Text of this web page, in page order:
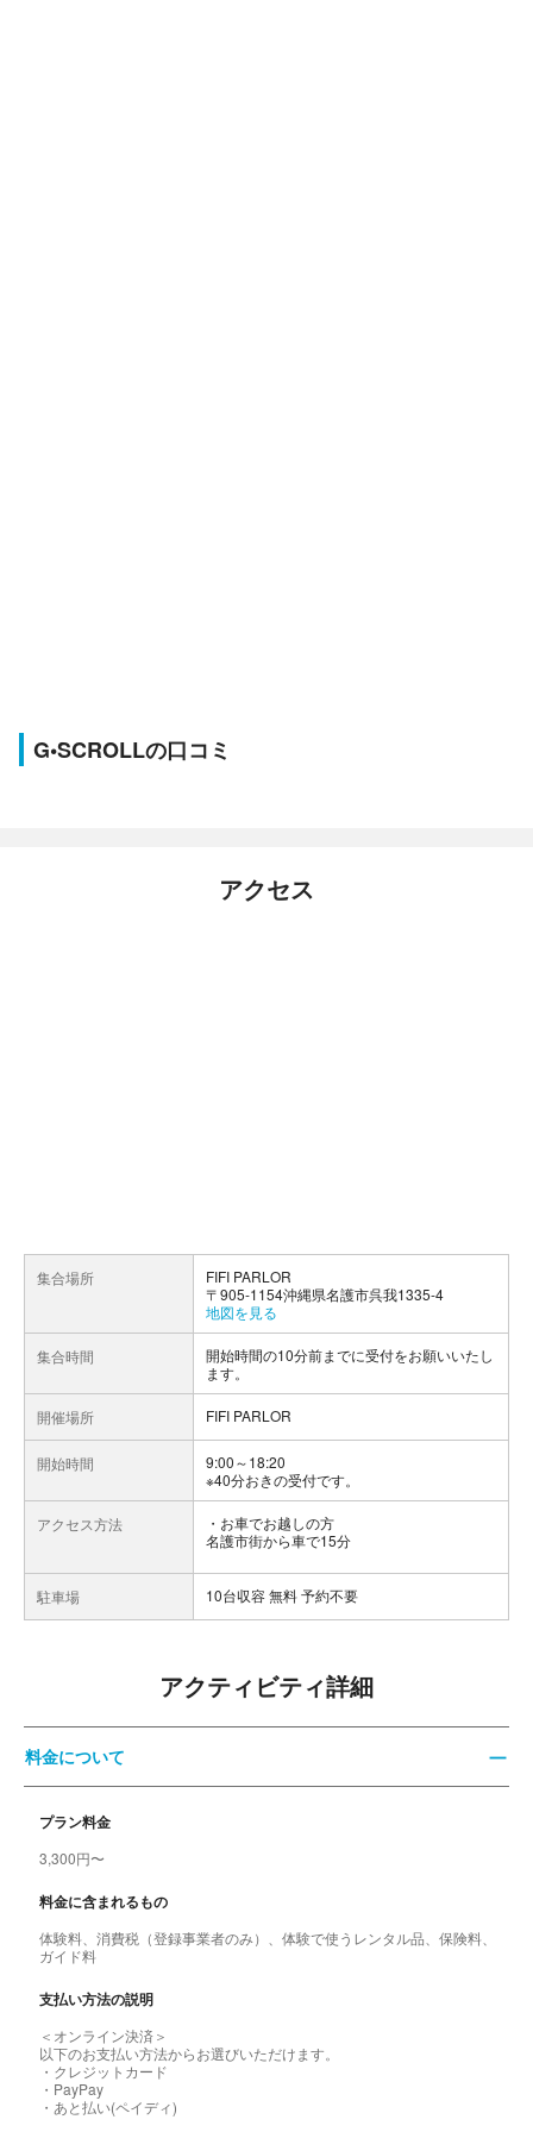
G•SCROLLの口コミ
アクセス
集合場所
FIFI PARLOR
〒905-1154沖縄県名護市呉我1335-4
地図を見る
集合時間
開始時間の10分前までに受付をお願いいたし
ます。
開催場所 FIFI PARLOR
開始時間
9:00～18:20
※40分おきの受付です。
アクセス方法
お車でお越しの方
名護市街から車で15分
駐車場 10台収容 無料 予約不要
アクティビティ詳細
料金について
プラン料金
3,300円〜
料金に含まれるもの
体験料、消費税（登録事業者のみ）、体験で使うレンタル品、保険料、
ガイド料
支払い方法の説明
＜オンライン決済＞
以下のお支払い方法からお選びいただけます。
・クレジットカード
・PayPay
・あと払い(ペイディ)